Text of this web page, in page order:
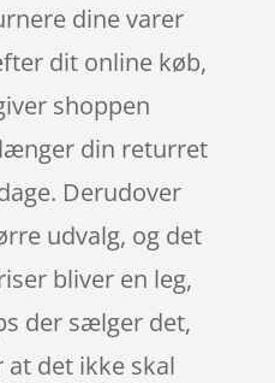
dine varer
dit online køb,
shoppen
din returret
Derudover
udvalg, og det
bliver en leg,
der sælger det,
at det ikke skal